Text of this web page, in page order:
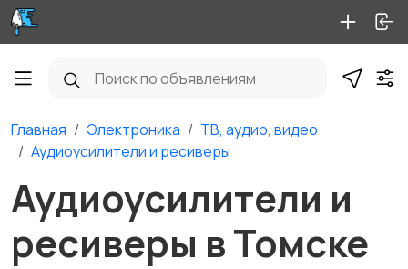
Главная Электроника
ТВ, аудио, видео
Аудиоусилители и ресиверы
Аудиоусилители и
ресиверы в Томске